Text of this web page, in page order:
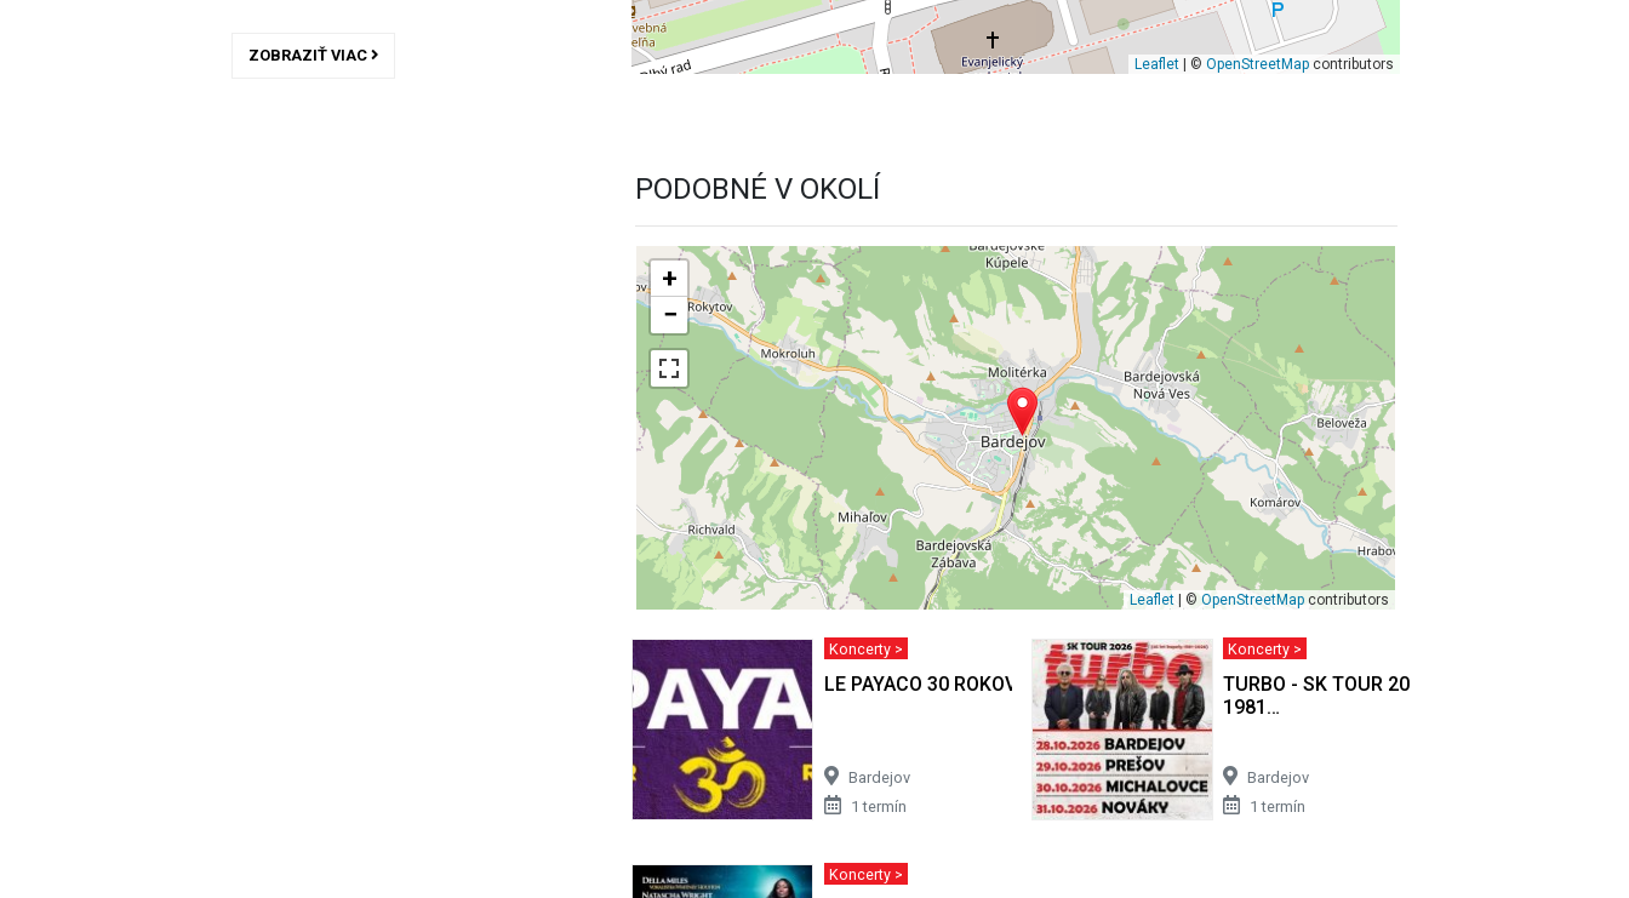
ZOBRAZIŤ VIAC
Leaflet| © OpenStreetMapcontributors
PODOBNÉ V OKOLÍ
+
−
Leaflet | ©OpenStreetMap contributors
Koncerty >
LE PAYACO 30 ROKOV TOUR | Bardejov
Bardejov
1 termín
Koncerty >
TURBO - SK TOUR 2026 (45 let kapely
1981…
Bardejov
1 termín
Koncerty >